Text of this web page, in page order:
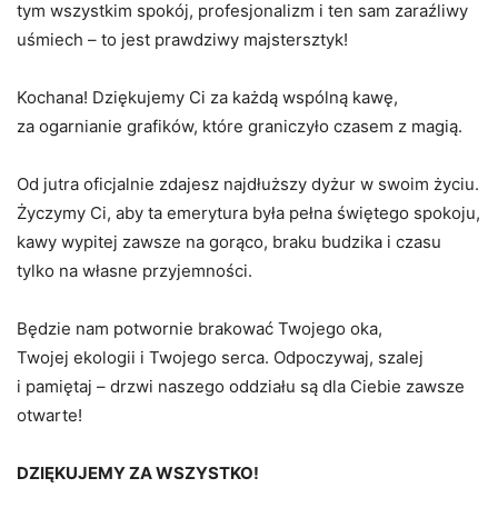
tym wszystkim spokój, profesjonalizm i ten sam zaraźliwy
uśmiech – to jest prawdziwy majstersztyk!
Kochana! Dziękujemy Ci za każdą wspólną kawę,
za ogarnianie grafików, które graniczyło czasem z magią.
Od jutra oficjalnie zdajesz najdłuższy dyżur w swoim życiu.
Życzymy Ci, aby ta emerytura była pełna świętego spokoju,
kawy wypitej zawsze na gorąco, braku budzika i czasu
tylko na własne przyjemności.
Będzie nam potwornie brakować Twojego oka,
Twojej ekologii i Twojego serca. Odpoczywaj, szalej
i pamiętaj – drzwi naszego oddziału są dla Ciebie zawsze
otwarte!
DZIĘKUJEMY ZA WSZYSTKO!